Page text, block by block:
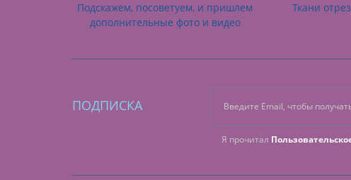
Подскажем, посоветуем, и пришлем
дополнительные фото и видео
Ткани
ПОДПИСКА
Я прочитал